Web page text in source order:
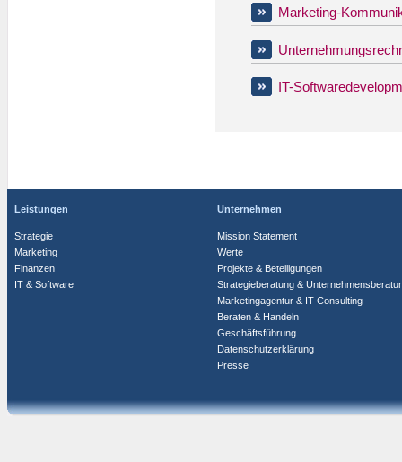
Marketing-
IT-
Leistungen
Strategie
Marketing
Finanzen
IT & Software
Unternehmen
Mission Statement
Werte
Projekte & Beteiligungen
Strategieberatung &
Marketingagentur & IT Consulting
Beraten & Handeln
Geschäftsführung
Datenschutzerklärung
Presse